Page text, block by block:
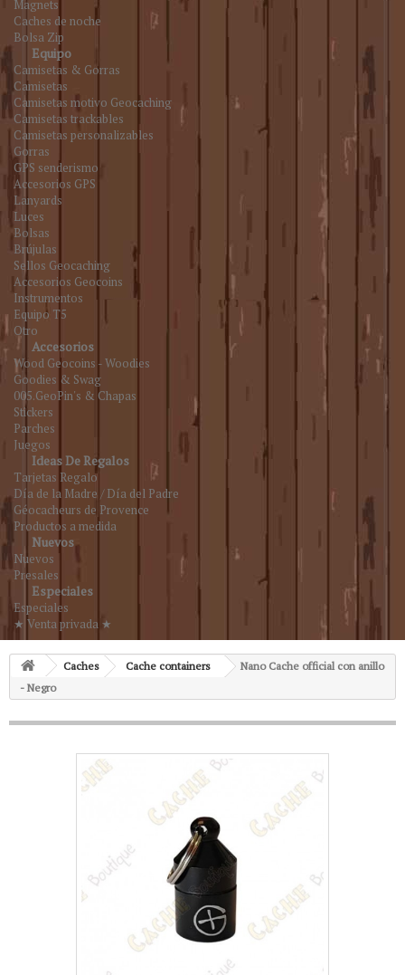
Magnets
Caches de noche
Bolsa Zip
Equipo
Camisetas & Gorras
Camisetas
Camisetas motivo Geocaching
Camisetas trackables
Camisetas personalizables
Gorras
GPS senderismo
Accesorios GPS
Lanyards
Luces
Bolsas
Brújulas
Sellos Geocaching
Accesorios Geocoins
Instrumentos
Equipo T5
Otro
Accesorios
Wood Geocoins - Woodies
Goodies & Swag
005.GeoPin's & Chapas
Stickers
Parches
Juegos
Ideas De Regalos
Tarjetas Regalo
Día de la Madre / Día del Padre
Géocacheurs de Provence
Productos a medida
Nuevos
Nuevos
Presales
Especiales
Especiales
★ Venta privada ★
Caches Cache containers
Nano Cache official con anillo
- Negro